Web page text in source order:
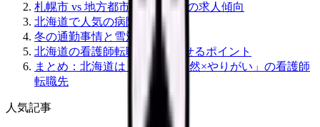
札幌市 vs 地方都市｜エリア別の求人傾向
北海道で人気の病院と特徴
冬の通勤事情と雪対策
北海道の看護師転職を成功させるポイント
まとめ：北海道は「高待遇×自然×やりがい」の看護師
転職先
人気記事